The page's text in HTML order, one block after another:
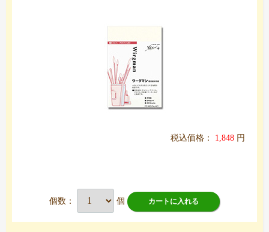
税込価格： 1,848 円
個数： 個 カートに入れる